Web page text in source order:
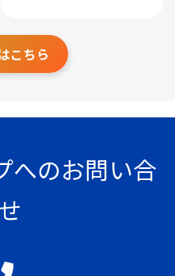
こちら
へのお問い合